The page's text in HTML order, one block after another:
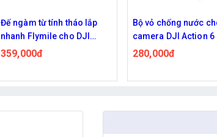
Bộ vỏ chống nước cho
camera DJI Action 6
280,000đ
Vòng đeo cổ Flymile
AC-01 silicone ngàm
châm tháo lắp nhanh,
550,000đ